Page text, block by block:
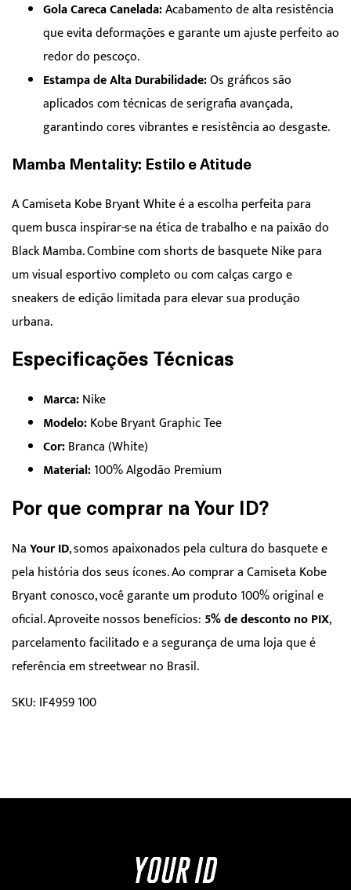
Gola Careca Canelada:Acabamento de alta resistência
que evita deformações e garante um ajuste perfeito ao
redor do pescoço.
Estampa de Alta Durabilidade:Os gráficos são
aplicados com técnicas de serigrafia avançada,
garantindo cores vibrantes e resistência ao desgaste.
Mamba Mentality: Estilo e Atitude
A Camiseta Kobe Bryant White é a escolha perfeita para
quem busca inspirar-se na ética de trabalho e na paixão do
Black Mamba. Combine com shorts de basquete Nike para
um visual esportivo completo ou com calças cargo e
sneakers de edição limitada para elevar sua produção
urbana.
Especificações Técnicas
Marca:Nike
Modelo:Kobe Bryant Graphic Tee
Cor:Branca (White)
Material:100% Algodão Premium
Por que comprar na Your ID?
NaYour ID, somos apaixonados pela cultura do basquete e
pela história dos seus ícones. Ao comprar a Camiseta Kobe
Bryant conosco, você garante um produto 100% original e
oficial. Aproveite nossos benefícios: 5% de desconto no PIX,
parcelamento facilitado e a segurança de uma loja que é
referência em streetwear no Brasil.
SKU: IF4959 100